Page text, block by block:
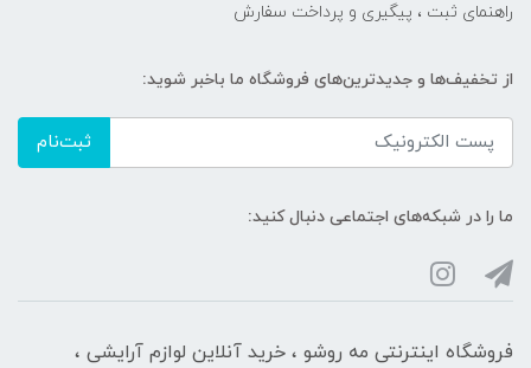
راهنمای ثبت ، پیگیری و پرداخت سفارش
از تخفیف‌ها و جدیدترین‌های فروشگاه ما باخبر شوید:
ثبت‌نام
ما را در شبکه‌های اجتماعی دنبال کنید:
فروشگاه اینترنتی مه‌ رو‌شو ، خرید آنلاین لوازم آرایشی ،